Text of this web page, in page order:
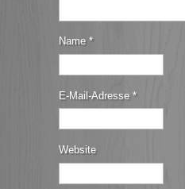
Name *
E-Mail-Adresse *
Website